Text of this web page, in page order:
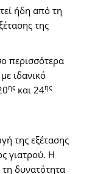
ήδη από τη
της
περισσότερα
ιδανικό
ης και 24ης
της εξέτασης
γιατρού. Η
τη δυνατότητα